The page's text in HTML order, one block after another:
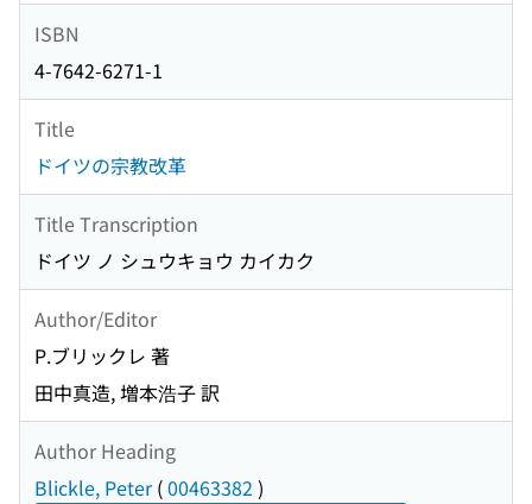
ISBN
4-7642-6271-1
Title
ドイツの宗教改革
Title Transcription
ドイツ ノ シュウキョウ カイカク
Author/Editor
P.ブリックレ 著
田中真造, 増本浩子 訳
Author Heading
Blickle, Peter(00463382 )